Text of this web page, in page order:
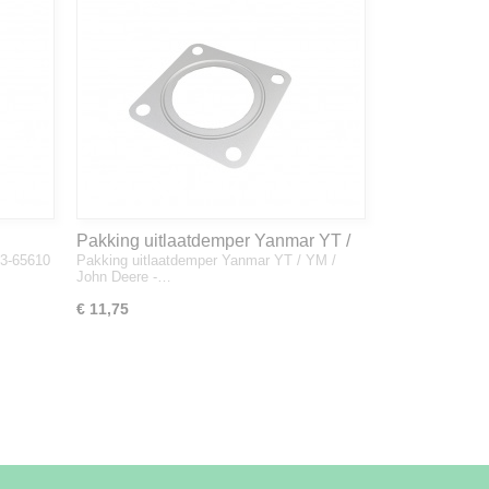
65610
Pakking uitlaatdemper Yanmar YT /
YM / John Deere - 128300-13230
Pakking uitlaatdemper Yanmar YT / YM /
John Deere -…
€ 11,75